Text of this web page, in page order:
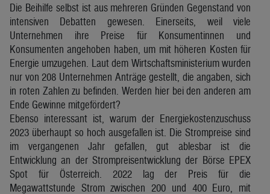
Die Beihilfe selbst ist aus mehreren Gründen Gegenstand von
intensiven Debatten gewesen. Einerseits, weil viele
Unternehmen ihre Preise für Konsumentinnen und
Konsumenten angehoben haben, um mit höheren Kosten für
Energie umzugehen. Laut dem Wirtschaftsministerium wurden
nur von 208 Unternehmen Anträge gestellt, die angaben, sich
in roten Zahlen zu befinden. Werden hier bei den anderen am
Ende Gewinne mitgefördert?
Ebenso interessant ist, warum der Energiekostenzuschuss
2023 überhaupt so hoch ausgefallen ist. Die Strompreise sind
im vergangenen Jahr gefallen, gut ablesbar ist die
Entwicklung an der Strompreisentwicklung der Börse EPEX
Spot für Österreich. 2022 lag der Preis für die
Megawattstunde Strom zwischen 200 und 400 Euro, mit